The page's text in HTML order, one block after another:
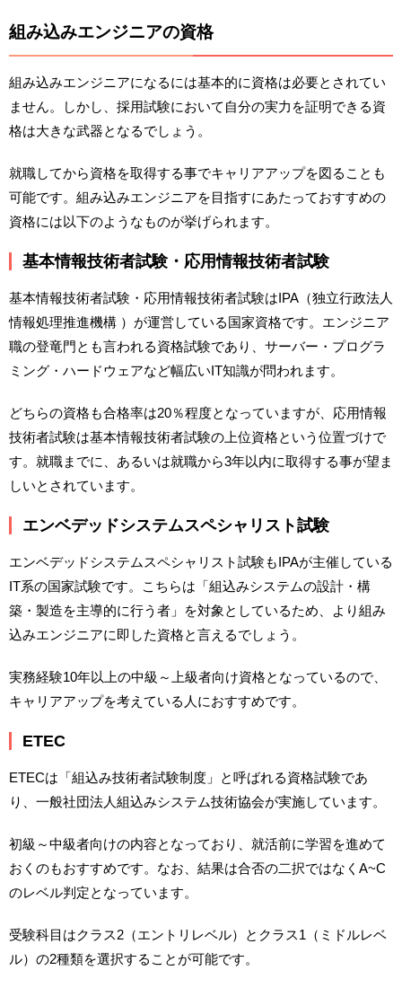
組み込みエンジニアの資格
組み込みエンジニアになるには基本的に資格は必要とされてい
ません。しかし、採用試験において自分の実力を証明できる資
格は大きな武器となるでしょう。
就職してから資格を取得する事でキャリアアップを図ることも
可能です。組み込みエンジニアを目指すにあたっておすすめの
資格には以下のようなものが挙げられます。
基本情報技術者試験・応用情報技術者試験
基本情報技術者試験・応用情報技術者試験はIPA（独立行政法人
情報処理推進機構 ）が運営している国家資格です。エンジニア
職の登竜門とも言われる資格試験であり、サーバー・プログラ
ミング・ハードウェアなど幅広いIT知識が問われます。
どちらの資格も合格率は20％程度となっていますが、応用情報
技術者試験は基本情報技術者試験の上位資格という位置づけで
す。就職までに、あるいは就職から3年以内に取得する事が望ま
しいとされています。
エンベデッドシステムスペシャリスト試験
エンベデッドシステムスペシャリスト試験もIPAが主催している
IT系の国家試験です。こちらは「組込みシステムの設計・構
築・製造を主導的に行う者」を対象としているため、より組み
込みエンジニアに即した資格と言えるでしょう。
実務経験10年以上の中級～上級者向け資格となっているので、
キャリアアップを考えている人におすすめです。
ETEC
ETECは「組込み技術者試験制度」と呼ばれる資格試験であ
り、一般社団法人組込みシステム技術協会が実施しています。
初級～中級者向けの内容となっており、就活前に学習を進めて
おくのもおすすめです。なお、結果は合否の二択ではなくA~C
のレベル判定となっています。
受験科目はクラス2（エントリレベル）とクラス1（ミドルレベ
ル）の2種類を選択することが可能です。